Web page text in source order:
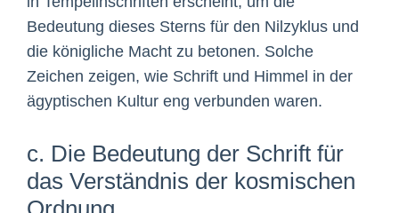
Bedeutung dieses Sterns für den Nilzyklus und
die königliche Macht zu betonen. Solche
Zeichen zeigen, wie Schrift und Himmel in der
ägyptischen Kultur eng verbunden waren.
c. Die Bedeutung der Schrift für
das Verständnis der kosmischen